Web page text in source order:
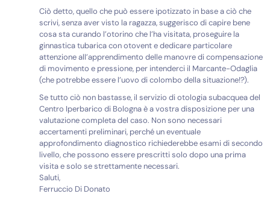
Ciò detto, quello che può essere ipotizzato in base a ciò che
scrivi, senza aver visto la ragazza, suggerisco di capire bene
cosa sta curando l’otorino che l’ha visitata, proseguire la
ginnastica tubarica con otovent e dedicare particolare
attenzione all’apprendimento delle manovre di compensazione
di movimento e pressione, per intenderci il Marcante-Odaglia
(che potrebbe essere l’uovo di colombo della situazione!?).
Se tutto ciò non bastasse, il servizio di otologia subacquea del
Centro Iperbarico di Bologna è a vostra disposizione per una
valutazione completa del caso. Non sono necessari
accertamenti preliminari, perché un eventuale
approfondimento diagnostico richiederebbe esami di secondo
livello, che possono essere prescritti solo dopo una prima
visita e solo se strettamente necessari.
Saluti,
Ferruccio Di Donato